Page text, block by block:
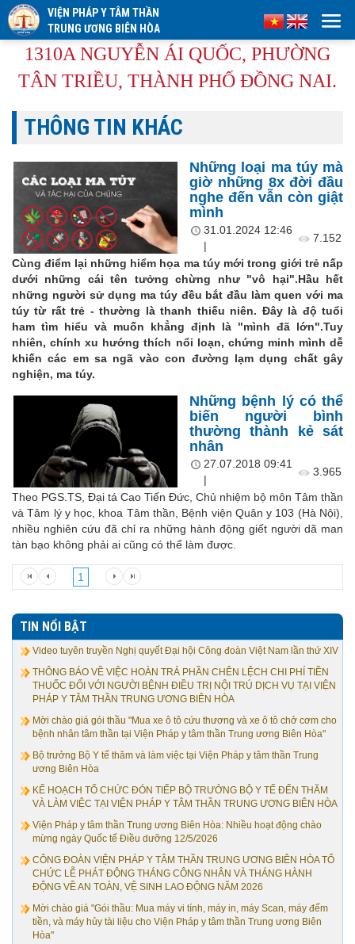
VIỆN PHÁP Y TÂM THẦN
TRUNG ƯƠNG BIÊN HÒA
1310A NGUYỄN ÁI QUỐC, PHƯỜNG
TÂN TRIỀU, THÀNH PHỐ ĐỒNG NAI.
THÔNG TIN KHÁC
Những loại ma túy mà
giờ những 8x đời đầu
nghe đến vẫn còn giật
mình
31.01.2024 12:46
|
7.152
Cùng điểm lại những hiểm họa ma túy mới trong giới trẻ nấp
dưới những cái tên tưởng chừng như "vô hại".Hầu hết
những người sử dụng ma túy đều bắt đầu làm quen với ma
túy từ rất trẻ - thường là thanh thiếu niên. Đây là độ tuổi
ham tìm hiểu và muốn khẳng định là "mình đã lớn".Tuy
nhiên, chính xu hướng thích nổi loạn, chứng minh mình dễ
khiến các em sa ngã vào con đường lạm dụng chất gây
nghiện, ma túy.
Những bệnh lý có thể
biến người bình
thường thành kẻ sát
nhân
27.07.2018 09:41
|
3.965
Theo PGS.TS, Đại tá Cao Tiến Đức, Chủ nhiệm bộ môn Tâm thần
và Tâm lý y học, khoa Tâm thần, Bệnh viện Quân y 103 (Hà Nội),
nhiều nghiên cứu đã chỉ ra những hành động giết người dã man
tàn bạo không phải ai cũng có thể làm được.
1
TIN NỔI BẬT
Video tuyên truyền Nghị quyết Đại hội Công đoàn Việt Nam lần thứ XIV
THÔNG BÁO VỀ VIỆC HOÀN TRẢ PHẦN CHÊN LỆCH CHI PHÍ TIỀN
THUỐC ĐỐI VỚI NGƯỜI BỆNH ĐIỀU TRỊ NỘI TRÚ DỊCH VỤ TẠI VIỆN
PHÁP Y TÂM THẦN TRUNG ƯƠNG BIÊN HÒA
Mời chào giá gói thầu "Mua xe ô tô cứu thương và xe ô tô chở cơm cho
bệnh nhân tâm thần tại Viện Pháp y tâm thần Trung ương Biên Hòa"
Bộ trưởng Bộ Y tế thăm và làm việc tại Viện Pháp y tâm thần Trung
ương Biên Hòa
KẾ HOẠCH TỔ CHỨC ĐÓN TIẾP BỘ TRƯỞNG BỘ Y TẾ ĐẾN THĂM
VÀ LÀM VIỆC TẠI VIỆN PHÁP Y TÂM THẦN TRUNG ƯƠNG BIÊN HÒA
Viện Pháp y tâm thần Trung ương Biên Hòa: Nhiều hoạt động chào
mừng ngày Quốc tế Điều dưỡng 12/5/2026
CÔNG ĐOÀN VIỆN PHÁP Y TÂM THẦN TRUNG ƯƠNG BIÊN HÒA TỔ
CHỨC LỄ PHÁT ĐỘNG THÁNG CÔNG NHÂN VÀ THÁNG HÀNH
ĐỘNG VỀ AN TOÀN, VỆ SINH LAO ĐỘNG NĂM 2026
Mời chào giá "Gói thầu: Mua máy vi tính, máy in, máy Scan, máy đếm
tiền, và máy hủy tài liệu cho Viện Pháp y tâm thần Trung ương Biên
Hòa"